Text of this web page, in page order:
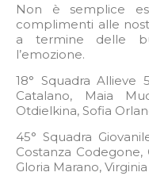
Non è semplice
complimenti alle
a termine delle
l’emozione.
18° Squadra Allieve
Catalano, Maia
Otdielkina, Sofia
45° Squadra
Costanza Codegone,
Gloria Marano,